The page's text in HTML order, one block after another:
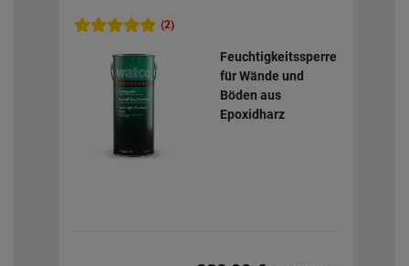
(2)
Feuchtigkeitssperre
für Wände und
Böden aus
Epoxidharz